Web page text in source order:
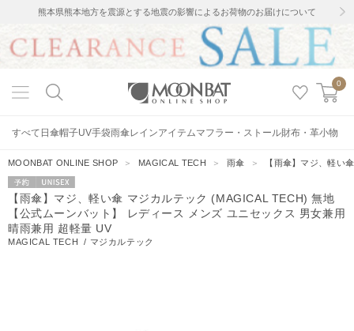
熊本県熊本地方を震源とする地震の影響によるお荷物のお届けについて
0
すべて 日傘帽子UV手袋雨傘レインアイテムマフラー・ストール財布・革小物
MOONBAT ONLINE SHOP ＞ MAGICAL TECH ＞ 雨傘 ＞ 【雨傘】マジ、軽い
予約 UNISEX
【雨傘】マジ、軽い傘 マジカルテック (MAGICAL TECH) 無地
【公式ムーンバット】 レディース メンズ ユニセックス 男女兼用
晴雨兼用 超軽量 UV
MAGICAL TECH / マジカルテック